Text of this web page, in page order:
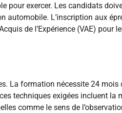
pour exercer. Les candidats
automobile. L’inscription aux
de l’Expérience (VAE) pour
La formation nécessite 24 mois
techniques exigées incluent la
comme le sens de